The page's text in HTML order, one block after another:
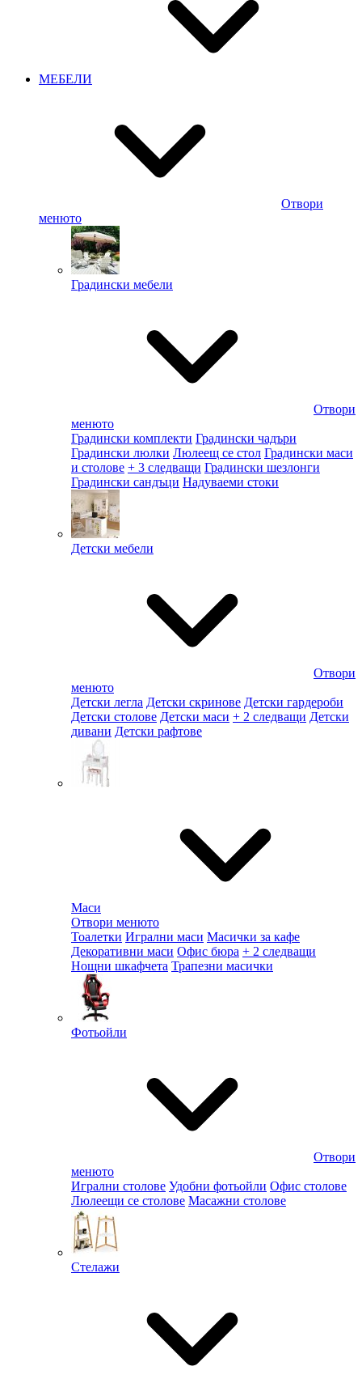
МЕБЕЛИ
Отвори
менюто
Градински мебели
Отвори
менюто
Градински комплекти Градински чадъри
Градински люлки Люлеещ се стол Градински маси
и столове + 3 следващи Градински шезлонги
Градински сандъци Надуваеми стоки
Детски мебели
Отвори
менюто
Детски легла Детски скринове Детски гардероби
Детски столове Детски маси + 2 следващи Детски
дивани Детски рафтове
Маси
Отвори менюто
Тоалетки Игрални маси Масички за кафе
Декоративни маси Офис бюра + 2 следващи
Нощни шкафчета Трапезни масички
Фотьойли
Отвори
менюто
Игрални столове Удобни фотьойли Офис столове
Люлеещи се столове Масажни столове
Стелажи